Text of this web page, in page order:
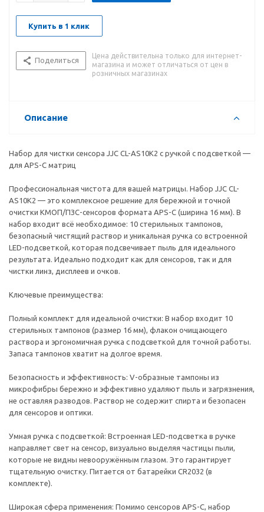
Купить в 1 клик
Поделиться
Цена действительна только для интернет-
магазина и может отличаться от цен в
розничных магазинах
Описание
Набор для чистки сенсора JJC CL-AS10K2 с ручкой с подсветкой —
для APS-C матриц
Профессиональная чистота для вашей матрицы. Набор JJC CL-
AS10K2 — это комплексное решение для бережной и точной
очистки КМОП/ПЗС-сенсоров формата APS-C (ширина 16 мм). В
набор входит всё необходимое: 10 стерильных тампонов,
безопасный чистящий раствор и уникальная ручка со встроенной
LED-подсветкой, которая подсвечивает пыль для идеального
результата. Идеально подходит как для сенсоров, так и для
чистки линз, дисплеев и очков.
Ключевые преимущества:
Полный комплект для идеальной очистки: В набор входит 10
стерильных тампонов (размер 16 мм), флакон очищающего
раствора и эргономичная ручка с подсветкой для точной работы.
Запаса тампонов хватит на долгое время.
Безопасность и эффективность: V-образные тампоны из
микрофибры бережно и эффективно удаляют пыль и загрязнения,
не оставляя разводов. Раствор не содержит спирта и безопасен
для сенсоров и оптики.
Умная ручка с подсветкой: Встроенная LED-подсветка в ручке
направляет свет на сенсор, визуально выделяя частицы пыли,
которые не видны невооружённым глазом. Это гарантирует
тщательную очистку. Питается от батарейки CR2032 (в
комплекте).
Широкая сфера применения: Помимо сенсоров APS-C, набор